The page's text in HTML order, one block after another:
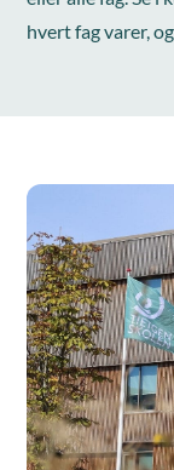
hvert fag varer,